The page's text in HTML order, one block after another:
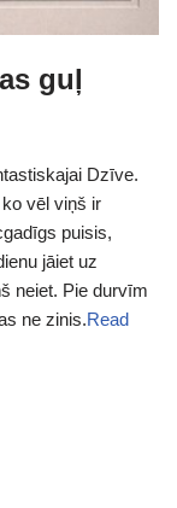
guļ
Dzīve.
vēl viņš ir
puisis,
jāiet uz
neiet. Pie durvīm
ne zinis.Read